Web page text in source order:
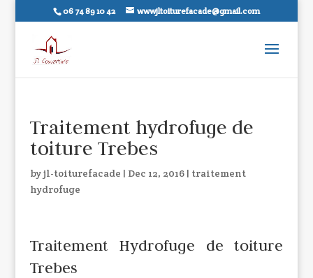
06 74 89 10 42 wwwjltoiturefacade@gmail.com
Traitement hydrofuge de
toiture Trebes
byjl-toiturefacade | Dec 12, 2016| traitement
hydrofuge
Traitement Hydrofuge de toiture
Trebes